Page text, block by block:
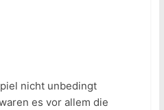
nicht unbedingt
es vor allem die